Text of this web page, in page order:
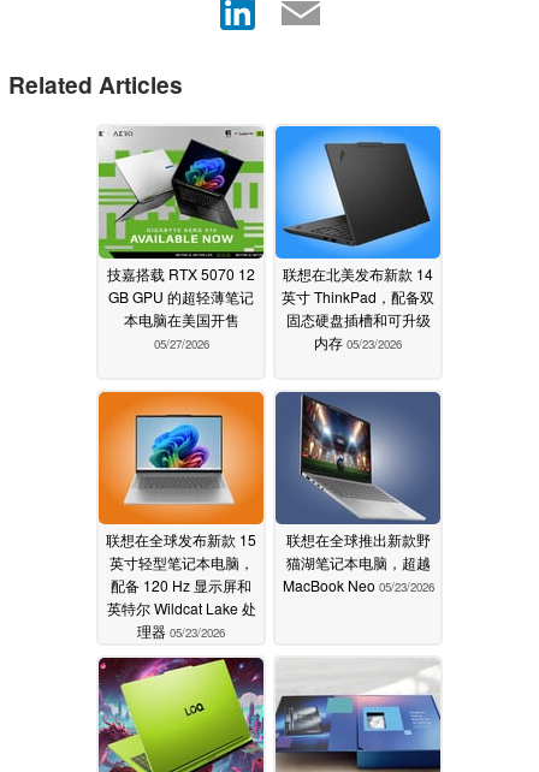
Related Articles
技嘉搭载 RTX 5070 12
GB GPU 的超轻薄笔记
本电脑在美国开售
05/27/2026
联想在北美发布新款 14
英寸 ThinkPad，配备双
固态硬盘插槽和可升级
内存 05/23/2026
联想在全球发布新款 15
英寸轻型笔记本电脑，
配备 120 Hz 显示屏和
英特尔 Wildcat Lake 处
理器 05/23/2026
联想在全球推出新款野
猫湖笔记本电脑，超越
MacBook Neo 05/23/2026